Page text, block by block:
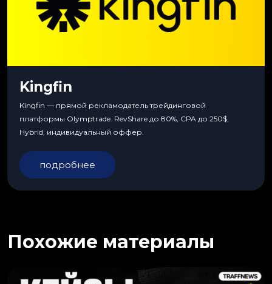
Kingfin
Kingfin — прямой рекламодатель трейдинговой
платформы Olymptrade. RevShare до 80%, CPA до 250$,
Hybrid, индивидуальный оффер.
подробнее
Похожие материалы